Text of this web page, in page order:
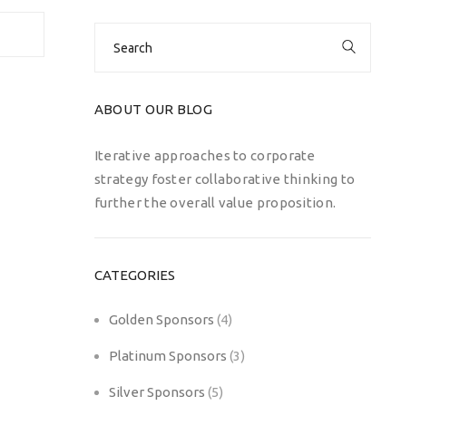
ABOUT OUR BLOG
Iterative approaches to corporate
strategy foster collaborative thinking to
further the overall value proposition.
CATEGORIES
Golden Sponsors (4)
Platinum Sponsors (3)
Silver Sponsors (5)